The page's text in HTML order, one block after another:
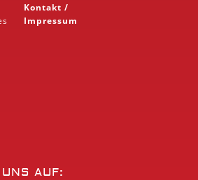
Kontakt /
Impressum
AUF: